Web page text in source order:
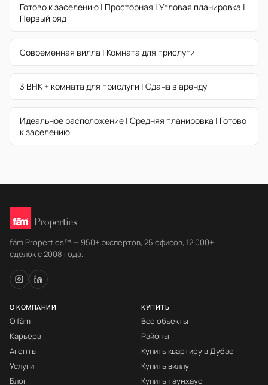
Готово к заселению | Просторная | Угловая планировка |
Первый ряд
Современная вилла | Комната для прислуги
3 BHK + комната для прислуги | Сдана в аренду
Идеальное расположение | Средняя планировка | Готово
к заселению
fäm Properties™ — 950+ экспертов, 25 офисов, 12 000+
сделок с 2008 года.
О КОМПАНИИ
О fäm
Карьера
Агенты
Услуги
Блог
КУПИТЬ
Все объекты
Районы
Купить квартиру в Дубае
Купить виллу
Купить таунхаус